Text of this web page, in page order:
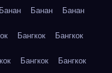
Банан Банан Банан
Бангкок Бангкок
Бангкок Бангкок